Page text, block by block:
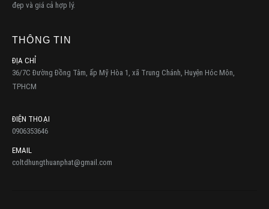
đẹp và giá cả hợp lý.
THÔNG TIN
ĐỊA CHỈ
36/7C Đường Đồng Tâm, ấp Mỹ Hòa 1, xã Trung Chánh, Huyện Hóc Môn,
TPHCM
ĐIỆN THOẠI
0906353646
EMAIL
coltdhungthuanphat@gmail.com